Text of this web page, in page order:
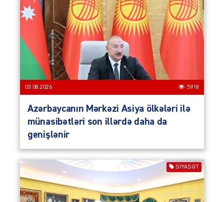
03.08.2026 5918
Azərbaycanın Mərkəzi Asiya ölkələri ilə
münasibətləri son illərdə daha da
genişlənir
SIYASƏT